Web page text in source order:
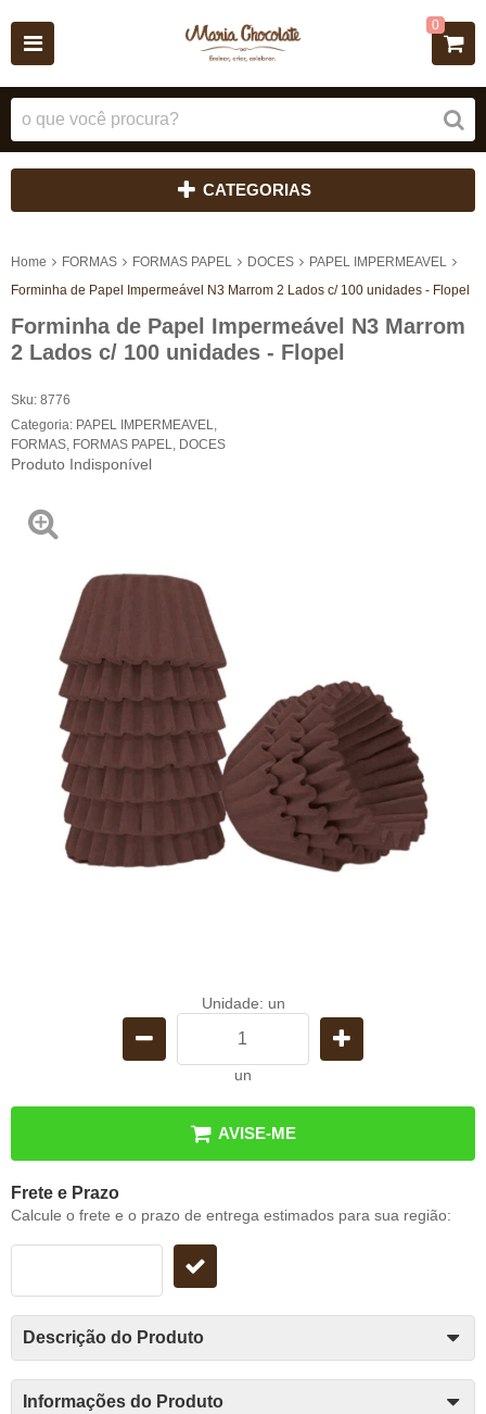
0
CATEGORIAS
Home FORMAS FORMAS PAPEL DOCES
PAPEL IMPERMEAVEL
Forminha de Papel Impermeável N3 Marrom 2 Lados c/ 100 unidades - Flopel
Forminha de Papel Impermeável N3 Marrom
2 Lados c/ 100 unidades - Flopel
Sku: 8776
Categoria: PAPEL IMPERMEAVEL
FORMAS FORMAS PAPEL DOCES
Produto Indisponível
Unidade: un
un
AVISE-ME
Frete e Prazo
Calcule o frete e o prazo de entrega estimados para sua região:
Descrição do Produto
Informações do Produto